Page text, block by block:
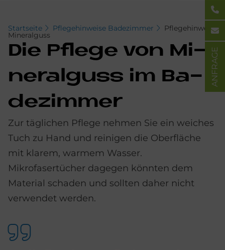
Startseite Pflegehinweise Badezimmer Pflegehinweis
Mineralguss
Die Pfle­ge von Mi­
ne­ral­guss im Ba­
de­zim­mer
Zur täglichen Pflege nehmen Sie ein weiches
Tuch zu Hand und reinigen die Oberfläche
mit klarem, warmem Wasser.
Mikrofasertücher dagegen könnten dem
Material schaden und sollten daher nicht
verwendet werden.
ANFRAGE